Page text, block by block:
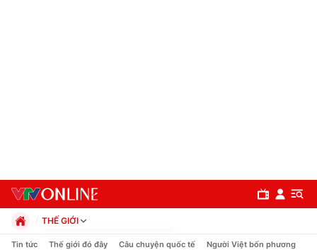
THẾ GIỚI
Chính trị
Tin tức Thế giới đó đây Câu chuyện quốc tế Người Việt bốn phương